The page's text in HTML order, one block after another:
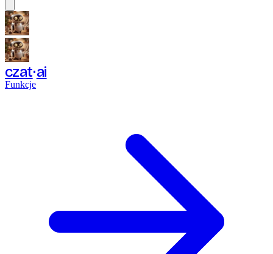
czat ai
Funkcje